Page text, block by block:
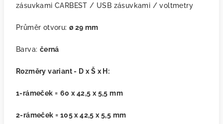
zásuvkami CARBEST / USB zásuvkami / voltmetry
Průměr otvoru: ø 29 mm
Barva: černá
Rozměry variant - D x Š x H:
1-rámeček = 60 x 42,5 x 5,5 mm
2-rámeček = 105 x 42,5 x 5,5 mm